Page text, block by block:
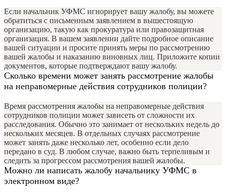
Если начальник УФМС игнорирует вашу жалобу, вы можете
обратиться с письменным заявлением в вышестоящую
организацию, такую как прокуратура или правозащитная
организация. В вашем заявлении дайте подробное описание
вашей ситуации и просите принять меры по рассмотрению
вашей жалобы и наказанию виновных лиц. Приложите копии
документов, которые подтверждают вашу жалобу.
Сколько времени может занять рассмотрение жалобы
на неправомерные действия сотрудников полиции?
Время рассмотрения жалобы на неправомерные действия
сотрудников полиции может зависеть от сложности их
расследования. Обычно это занимает от нескольких недель до
нескольких месяцев. В отдельных случаях рассмотрение
может занять даже несколько лет, особенно если дело
передано в суд. В любом случае, важно быть терпеливым и
следить за прогрессом рассмотрения вашей жалобы.
Можно ли написать жалобу начальнику УФМС в
электронном виде?